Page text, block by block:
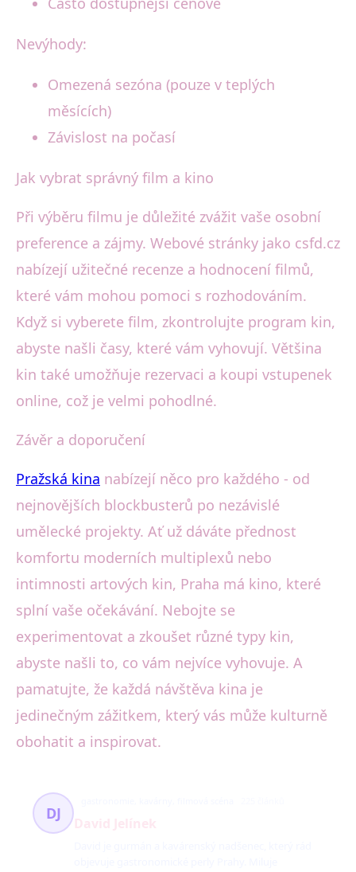
Nevýhody:
Omezená sezóna (pouze v teplých
měsících)
Závislost na počasí
Jak vybrat správný film a kino
Při výběru filmu je důležité zvážit vaše osobní
preference a zájmy. Webové stránky jako csfd.cz
nabízejí užitečné recenze a hodnocení filmů,
které vám mohou pomoci s rozhodováním.
Když si vyberete film, zkontrolujte program kin,
abyste našli časy, které vám vyhovují. Většina
kin také umožňuje rezervaci a koupi vstupenek
online, což je velmi pohodlné.
Závěr a doporučení
Pražská kina nabízejí něco pro každého - od
nejnovějších blockbusterů po nezávislé
umělecké projekty. Ať už dáváte přednost
komfortu moderních multiplexů nebo
intimnosti artových kin, Praha má kino, které
splní vaše očekávání. Nebojte se
experimentovat a zkoušet různé typy kin,
abyste našli to, co vám nejvíce vyhovuje. A
pamatujte, že každá návštěva kina je
jedinečným zážitkem, který vás může kulturně
obohatit a inspirovat.
DJ